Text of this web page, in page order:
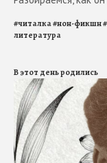
#читалка#нон-фикшн#
литература
В этот день родились